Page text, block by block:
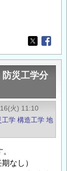
Opens in
災工学分
火) 11:10
工学 構造工学 地
なし）